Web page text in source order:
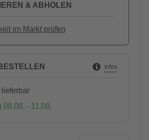
& ABHOLEN
im Markt prüfen
Infos
lieferbar
08.08. - 11.08.